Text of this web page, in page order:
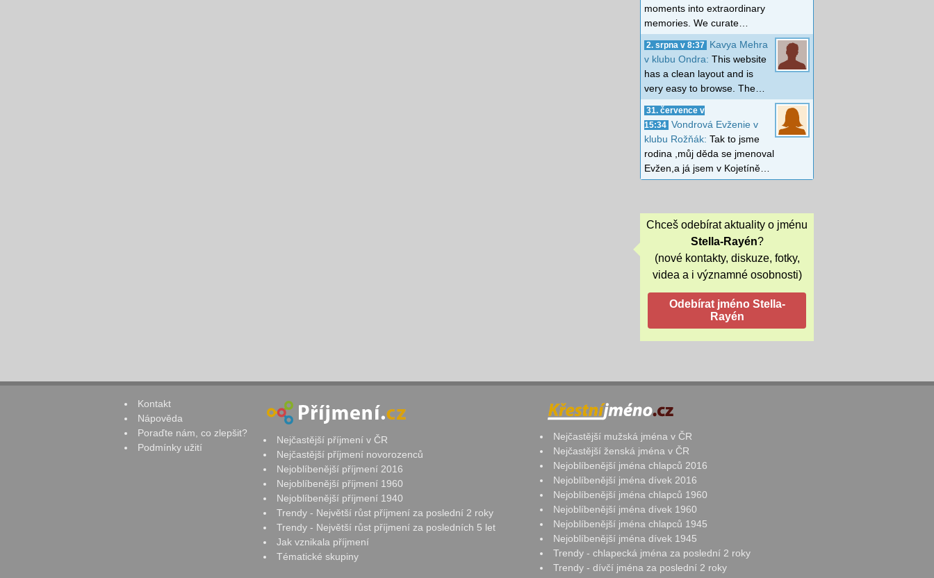
moments into extraordinary
memories. We curate…
2. srpna v 8:37
Kavya Mehra
v klubu Ondra: This website
has a clean layout and is
very easy to browse. The…
31. července v
15:34 Vondrová Evženie v
klubu Rožňák: Tak to jsme
rodina ,můj děda se jmenoval
Evžen,a já jsem v Kojetíně…
Chceš odebírat aktuality o jménu
Stella-Rayén?
(nové kontakty, diskuze, fotky,
videa a i významné osobnosti)
Kontakt
Nápověda
Poraďte nám, co zlepšit?
Podmínky užití
Nejčastější příjmení v ČR
Nejčastější příjmení novorozenců
Nejoblíbenější příjmení 2016
Nejoblíbenější příjmení 1960
Nejoblíbenější příjmení 1940
Trendy - Největší růst příjmení za poslední 2 roky
Trendy - Největší růst příjmení za posledních 5 let
Jak vznikala příjmení
Tématické skupiny
Nejčastější mužská jména v ČR
Nejčastější ženská jména v ČR
Nejoblíbenější jména chlapců 2016
Nejoblíbenější jména dívek 2016
Nejoblíbenější jména chlapců 1960
Nejoblíbenější jména dívek 1960
Nejoblíbenější jména chlapců 1945
Nejoblíbenější jména dívek 1945
Trendy - chlapecká jména za poslední 2 roky
Trendy - dívčí jména za poslední 2 roky